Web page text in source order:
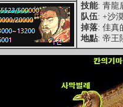
技能: 青龍
队伍: +沙
掉落: 佳真
地點: 帝王